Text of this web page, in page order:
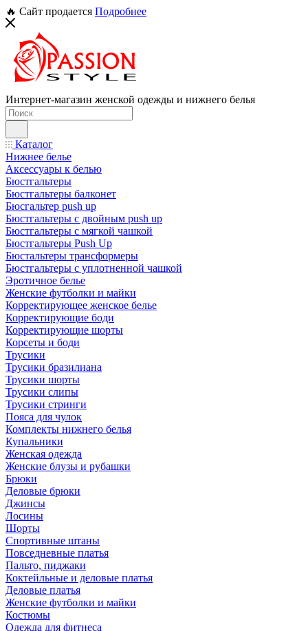
🔥 Сайт продается Подробнее
Интернет-магазин женской одежды и нижнего белья
Каталог
Нижнее белье
Аксессуары к белью
Бюстгальтеры
Бюстгальтеры балконет
Бюсгальтер push up
Бюстгальтеры с двойным push up
Бюстгальтеры с мягкой чашкой
Бюстгальтеры Push Up
Бюстальтеры трансформеры
Бюстгальтеры с уплотненной чашкой
Эротичное белье
Женские футболки и майки
Корректирующее женское белье
Корректирующие боди
Корректирующие шорты
Корсеты и боди
Трусики
Трусики бразилиана
Трусики шорты
Трусики слипы
Трусики стринги
Пояса для чулок
Комплекты нижнего белья
Купальники
Женская одежда
Женские блузы и рубашки
Брюки
Деловые брюки
Джинсы
Лосины
Шорты
Спортивные штаны
Повседневные платья
Пальто, пиджаки
Коктейльные и деловые платья
Деловые платья
Женские футболки и майки
Костюмы
Одежда для фитнеса